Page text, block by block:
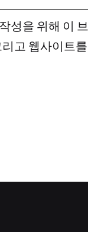
성을 위해 이
고 웹사이트